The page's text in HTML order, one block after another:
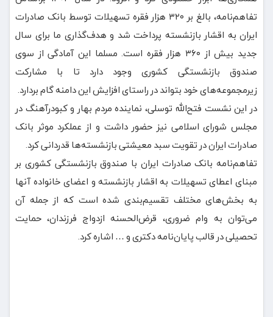
تفاهم‌نامه، بالغ بر ۳۲۰ هزار فقره تسهیلات توسط بانک صادرات
ایران به اقشار بازنشسته پرداخت شد و هدف‌گذاری ما برای سال
جدید بیش از ۳۶۰ هزار فقره است. مسلما این آمادگی از سوی
صندوق بازنشستگی کشوری وجود دارد تا با مشارکت
زیرمجموعه‌های خود بتواند در راستای افزایش این دامنه گام بردارد.
در این نشست فتح‌الله توسلی، نماینده مردم بهار و کبودرآهنگ در
مجلس شورای اسلامی نیز حضور داشت و از عملکرد موثر بانک
صادرات ایران در تقویت سبد معیشتی بازنشسته‌ها قدردانی کرد.
تفاهم‌نامه بانک صادرات ایران با صندوق بازنشستگی کشوری بر
مبنای اعطای تسهیلات به اقشار بازنشسته و اعضای خانواده آنها
به بخش‌های مختلف تقسیم‌بندی شده است که از جمله آن
می‌توان به وام ضروری، قرض‌الحسنه ازدواج فرزندان، حمایت
تحصیلی در قالب پایان‌نامه دکتری و … اشاره کرد.